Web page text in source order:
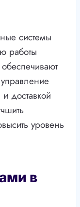
системы
работы
доставкой
уровень
в